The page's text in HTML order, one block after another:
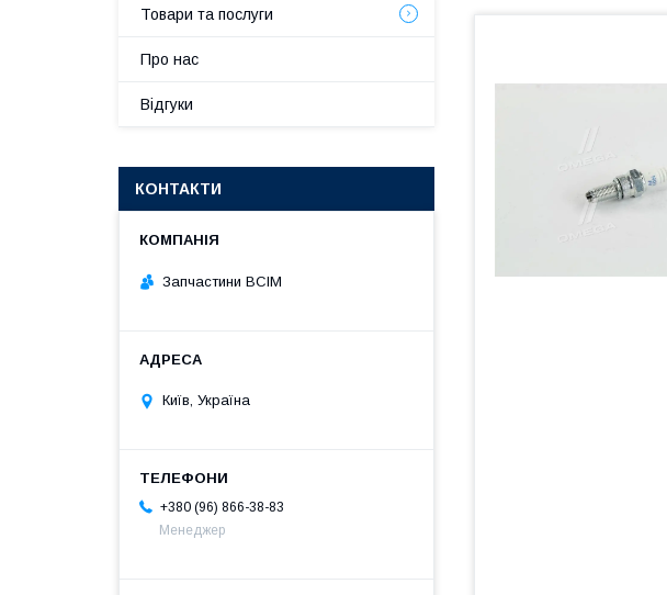
Товари та послуги
Про нас
Відгуки
КОНТАКТИ
Запчастини ВСІМ
Київ, Україна
+380 (96) 866-38-83
Менеджер